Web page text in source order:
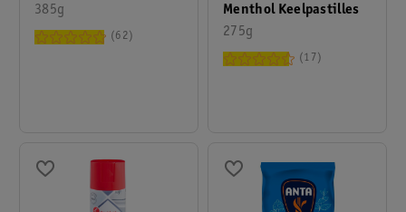
385g
62
Menthol Keelpastilles
275g
17